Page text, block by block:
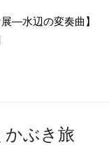
展―水辺の変奏曲
かぶき旅